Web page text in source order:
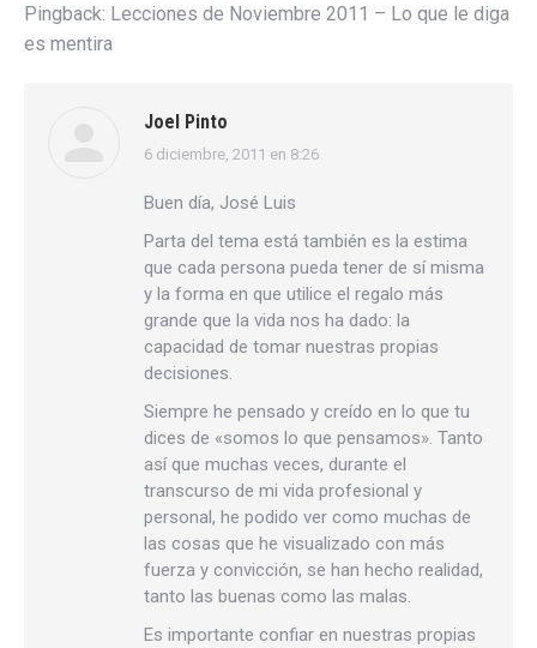
Pingback: Lecciones de Noviembre 2011 – Lo que le diga
es mentira
Joel Pinto
dice:
6 diciembre, 2011 en 8:26
Buen día, José Luis
Parta del tema está también es la estima
que cada persona pueda tener de sí misma
y la forma en que utilice el regalo más
grande que la vida nos ha dado: la
capacidad de tomar nuestras propias
decisiones.
Siempre he pensado y creído en lo que tu
dices de «somos lo que pensamos». Tanto
así que muchas veces, durante el
transcurso de mi vida profesional y
personal, he podido ver como muchas de
las cosas que he visualizado con más
fuerza y convicción, se han hecho realidad,
tanto las buenas como las malas.
Es importante confiar en nuestras propias